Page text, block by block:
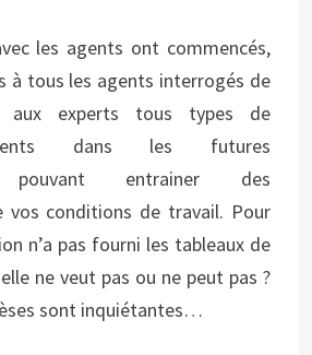
les agents ont commencés,
à tous les agents interrogés de
aux experts tous types de
dans les futures
pouvant entrainer des
vos conditions de travail. Pour
n’a pas fourni les tableaux de
ne veut pas ou ne peut pas ?
sont inquiétantes…